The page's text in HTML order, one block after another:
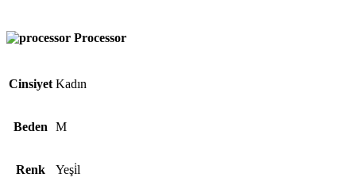
Processor
Cinsiyet Kadın
Beden M
Renk Yeşi̇l